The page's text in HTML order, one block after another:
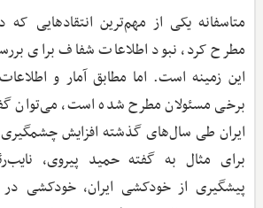
متاسفانه یکی از مهم‌ترین انتقادهایی که
مطرح کرد، نبود اطلاعات شفاف برای
این زمینه است. اما مطابق آمار و
برخی مسئولان مطرح شده است، می‌توان
ایران طی سال‌های گذشته افزایش
برای مثال به گفته حمید پیروی،